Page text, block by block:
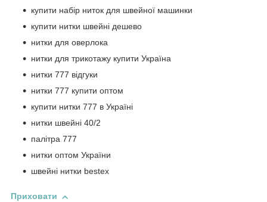
купити набір ниток для швейної машинки
купити нитки швейні дешево
нитки для оверлока
нитки для трикотажу купити Україна
нитки 777 відгуки
нитки 777 купити оптом
купити нитки 777 в Україні
нитки швейні 40/2
палітра 777
нитки оптом України
швейні нитки bestex
Приховати